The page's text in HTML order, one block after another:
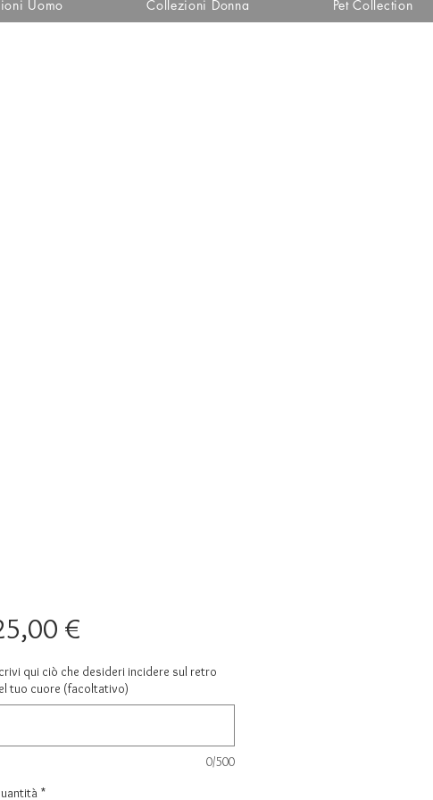
Uomo Collezioni Donna Pet Collection
€Prezzo
qui ciò che desideri incidere sul retro
tuo cuore (facoltativo)
0/500
*